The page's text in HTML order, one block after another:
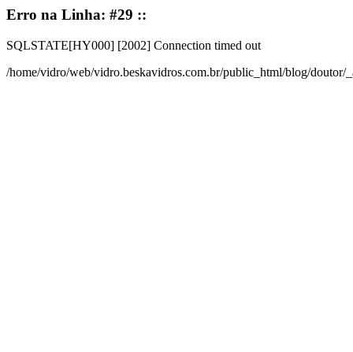
Erro na Linha: #29 ::
SQLSTATE[HY000] [2002] Connection timed out
/home/vidro/web/vidro.beskavidros.com.br/public_html/blog/doutor/